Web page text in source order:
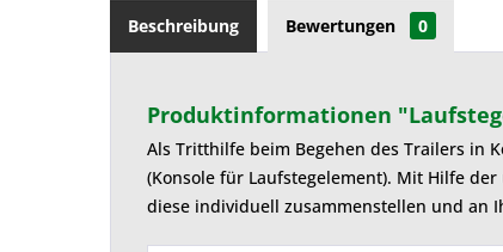
Beschreibung Bewertungen 0
Produktinformationen
Als Tritthilfe beim Begehen des Trailers in
(Konsole für Laufstegelement). Mit Hilfe
diese individuell zusammenstellen und an